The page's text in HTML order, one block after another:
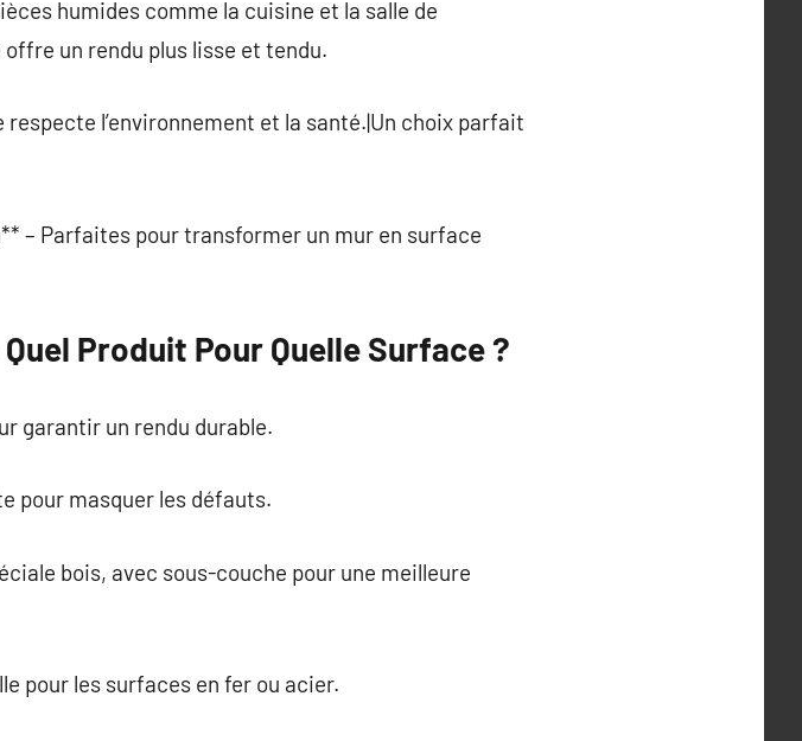
humides comme la cuisine et la salle de
un rendu plus lisse et tendu.
l’environnement et la santé.|Un choix parfait
– Parfaites pour transformer un mur en surface
Produit Pour Quelle Surface ?
garantir un rendu durable.
pour masquer les défauts.
bois, avec sous-couche pour une meilleure
pour les surfaces en fer ou acier.